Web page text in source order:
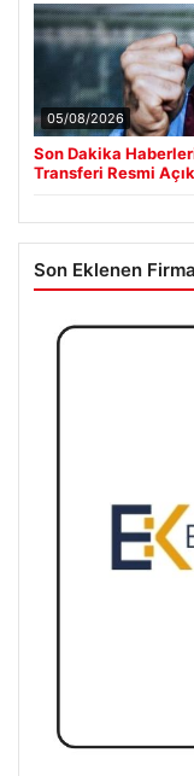
05/08/2026
Son Dakika
Transferi Resmi
Son Eklenen